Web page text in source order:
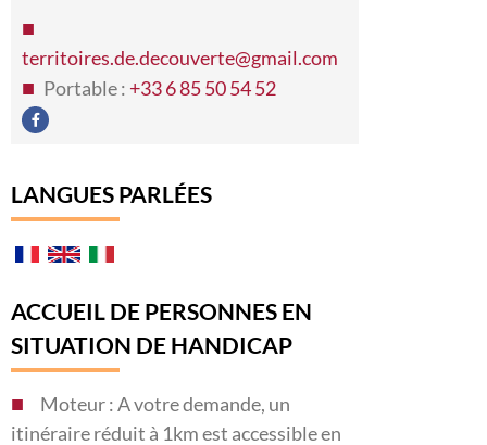
territoires.de.decouverte@gmail.com
Portable : +33 6 85 50 54 52
LANGUES PARLÉES
ACCUEIL DE PERSONNES EN
SITUATION DE HANDICAP
Moteur : A votre demande, un
itinéraire réduit à 1km est accessible en